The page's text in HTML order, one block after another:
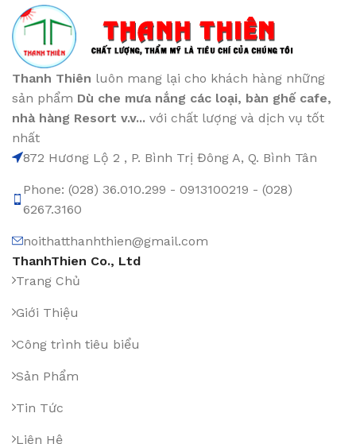
Thanh Thiên luôn mang lại cho khách hàng những
sản phẩm Dù che mưa nắng các loại, bàn ghế cafe,
nhà hàng Resort v.v... với chất lượng và dịch vụ tốt
nhất
872 Hương Lộ 2 , P. Bình Trị Đông A, Q. Bình Tân
Phone: (028) 36.010.299 - 0913100219 - (028)
6267.3160
noithatthanhthien@gmail.com
ThanhThien Co., Ltd
Trang Chủ
Giới Thiệu
Công trình tiêu biểu
Sản Phẩm
Tin Tức
Liên Hệ